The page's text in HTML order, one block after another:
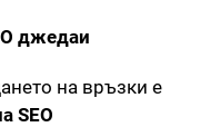
джедаи
на връзки е
SEO